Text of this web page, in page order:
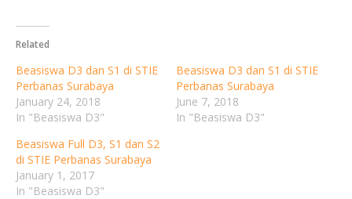
Related
Beasiswa D3 dan S1 di STIE
Perbanas Surabaya
January 24, 2018
In "Beasiswa D3"
Beasiswa D3 dan S1 di STIE
Perbanas Surabaya
June 7, 2018
In "Beasiswa D3"
Beasiswa Full D3, S1 dan S2
di STIE Perbanas Surabaya
January 1, 2017
In "Beasiswa D3"